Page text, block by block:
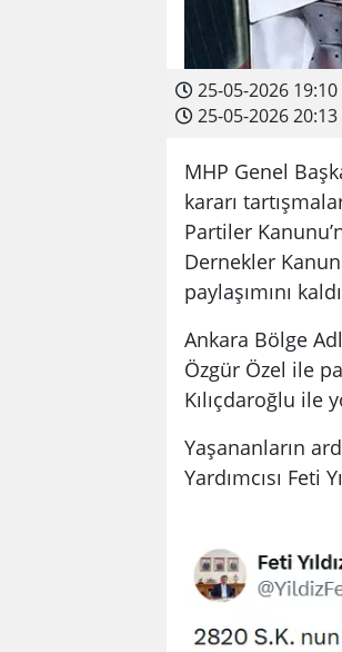
25-05-2026 19:10
25-05-2026 20:13
MHP Genel
kararı
Partiler
Dernekler
paylaşımını
Ankara Bölge
Özgür Özel ile
Kılıçdaroğlu ile
Yaşananların
Yardımcısı Feti